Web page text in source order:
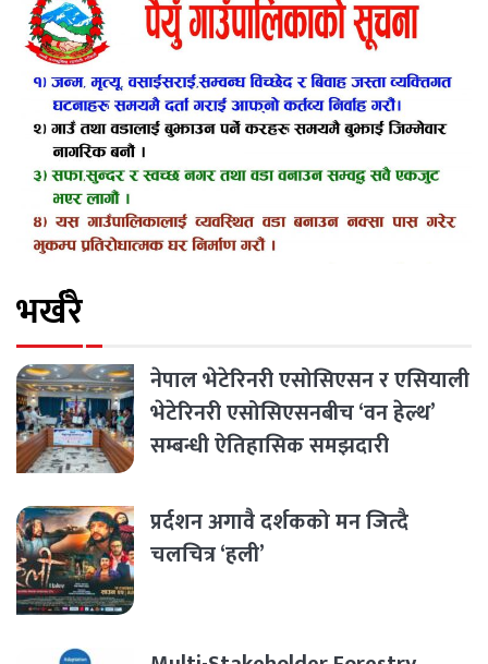
भर्खरै
नेपाल भेटेरिनरी एसोसिएसन र एसियाली
भेटेरिनरी एसोसिएसनबीच ‘वन हेल्थ’
सम्बन्धी ऐतिहासिक समझदारी
प्रर्दशन अगावै दर्शकको मन जित्दै
चलचित्र ‘हली’